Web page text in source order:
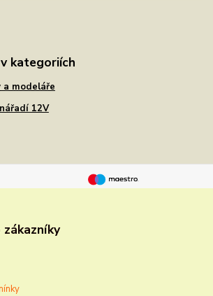
kategoriích
modeláře
12V